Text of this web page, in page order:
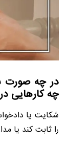
در چه صورت
چه کارهایی
شکایت یا
را ثابت کند یا